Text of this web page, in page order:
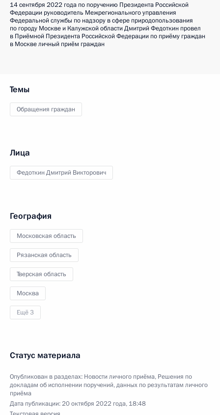
14 сентября 2022 года по поручению Президента Российской
Федерации руководитель Межрегионального управления
Федеральной службы по надзору в сфере природопользования
по городу Москве и Калужской области Дмитрий Федоткин провел
в Приёмной Президента Российской Федерации по приёму граждан
в Москве личный приём граждан
Темы
Обращения граждан
Лица
Федоткин Дмитрий Викторович
География
Московская область
Рязанская область
Тверская область
Москва
Ещё 3
Статус материала
Опубликован в разделах: Новости личного приёма, Решения по
докладам об исполнении поручений, данных по результатам личного
приёма
Дата публикации:20 октября 2022 года, 18:48